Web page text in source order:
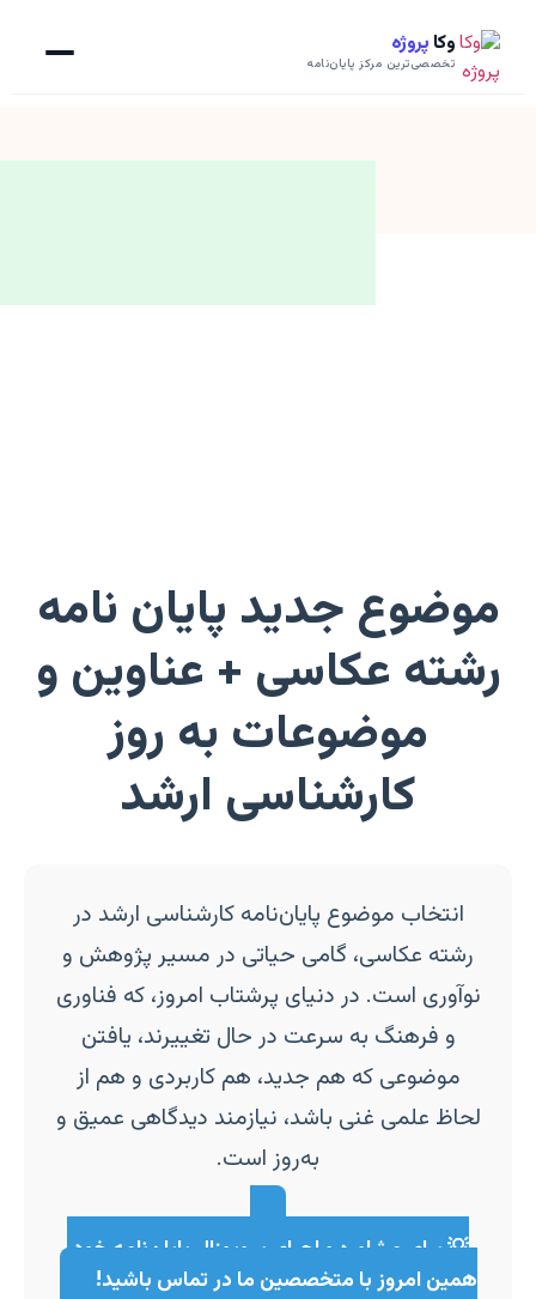
وکا پروژه
تخصصی‌ترین مرکز پایان‌نامه
موضوع جدید پایان نامه
رشته عکاسی + عناوین و
موضوعات به روز
کارشناسی ارشد
انتخاب موضوع پایان‌نامه کارشناسی ارشد در
رشته عکاسی، گامی حیاتی در مسیر پژوهش و
نوآوری است. در دنیای پرشتاب امروز، که فناوری
و فرهنگ به سرعت در حال تغییرند، یافتن
موضوعی که هم جدید، هم کاربردی و هم از
لحاظ علمی غنی باشد، نیازمند دیدگاهی عمیق و
به‌روز است.
💡 برای مشاوره و اجرای پروپوزال پایان‌نامه خود،
همین امروز با متخصصین ما در تماس باشید!